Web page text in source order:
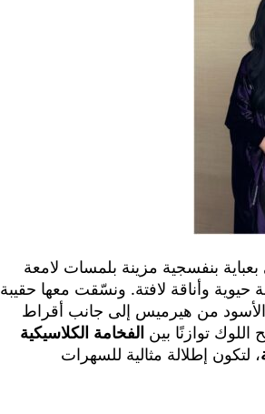
مزينة بلمسات لامعة
لافتة. ونسّقت معها حقيبة
من هيرميس إلى جانب أقراط
بينالفخامة الكلاسيكية
إطلالة مثالية للسهرات